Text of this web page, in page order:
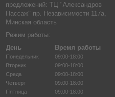
предложений: ТЦ "Александров
Пассаж" пр. Независимости 117а,
Минская область
Режим работы:
День
Время работы
Понедельник
09:00-18:00
Вторник
09:00-18:00
Среда
09:00-18:00
Четверг
09:00-18:00
Пятница
09:00-18:00